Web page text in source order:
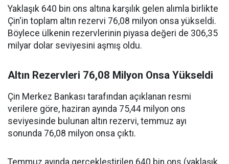
Yaklaşık 640 bin ons altına karşılık gelen alımla birlikte
Çin'in toplam altın rezervi 76,08 milyon onsa yükseldi.
Böylece ülkenin rezervlerinin piyasa değeri de 306,35
milyar dolar seviyesini aşmış oldu.
Altın Rezervleri 76,08 Milyon Onsa Yükseldi
Çin Merkez Bankası tarafından açıklanan resmi
verilere göre, haziran ayında 75,44 milyon ons
seviyesinde bulunan altın rezervi, temmuz ayı
sonunda 76,08 milyon onsa çıktı.